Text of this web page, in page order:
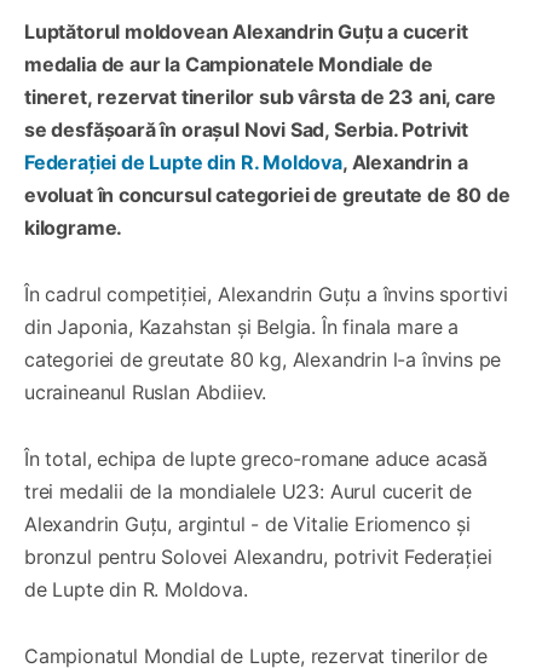
Luptătorul moldovean Alexandrin Guțu a cucerit
medalia de aur la Campionatele Mondiale de
tineret, rezervat tinerilor sub vârsta de 23 ani, care
se desfășoară în orașul Novi Sad, Serbia. Potrivit
Federației de Lupte din R. Moldova, Alexandrin a
evoluat în concursul categoriei de greutate de 80 de
kilograme.
În cadrul competiției, Alexandrin Guțu a învins sportivi
din Japonia, Kazahstan și Belgia. În finala mare a
categoriei de greutate 80 kg, Alexandrin l-a învins pe
ucraineanul Ruslan Abdiiev.
În total, echipa de lupte greco-romane aduce acasă
trei medalii de la mondialele U23: Aurul cucerit de
Alexandrin Guțu, argintul - de Vitalie Eriomenco și
bronzul pentru Solovei Alexandru, potrivit Federației
de Lupte din R. Moldova.
Campionatul Mondial de Lupte, rezervat tinerilor de